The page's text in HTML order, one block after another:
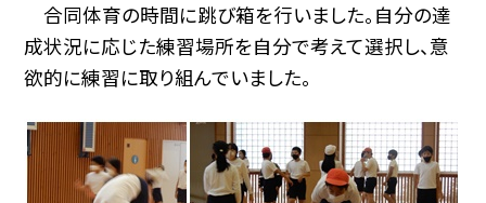
合同体育の時間に跳び箱を行いました。自分の達
成状況に応じた練習場所を自分で考えて選択し、意
欲的に練習に取り組んでいました。